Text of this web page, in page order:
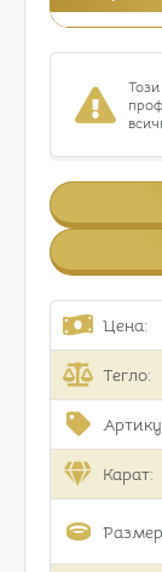
Цена:
Тегло:
Карат: